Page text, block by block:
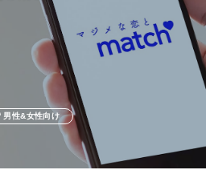
男性&女性向け